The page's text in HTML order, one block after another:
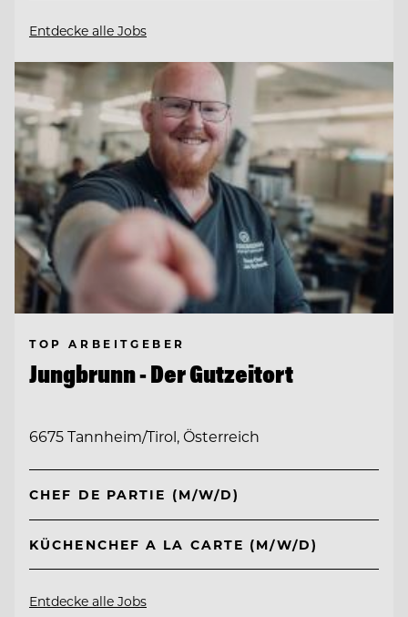
Entdecke alle Jobs
TOP ARBEITGEBER
Jungbrunn - Der Gutzeitort
6675 Tannheim/Tirol, Österreich
CHEF DE PARTIE (M/W/D)
KÜCHENCHEF A LA CARTE (M/W/D)
Entdecke alle Jobs